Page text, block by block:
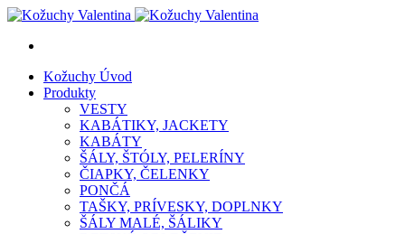
Kožuchy Úvod
Produkty
VESTY
KABÁTIKY, JACKETY
KABÁTY
ŠÁLY, ŠTÓLY, PELERÍNY
ČIAPKY, ČELENKY
PONČÁ
TAŠKY, PRÍVESKY, DOPLNKY
ŠÁLY MALÉ, ŠÁLIKY